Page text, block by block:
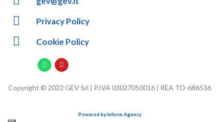
Privacy Policy
Cookie Policy
Copyright © 2022 GEV Srl | P.IVA 03027050016 | REA TO-686536
Powered by Inform Agency